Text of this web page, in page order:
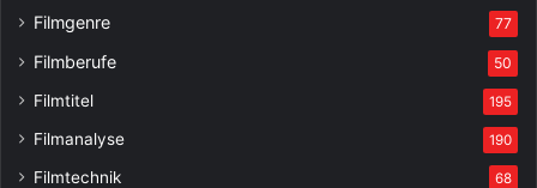
Filmgenre 77
Filmberufe 50
Filmtitel 195
Filmanalyse 190
Filmtechnik 68